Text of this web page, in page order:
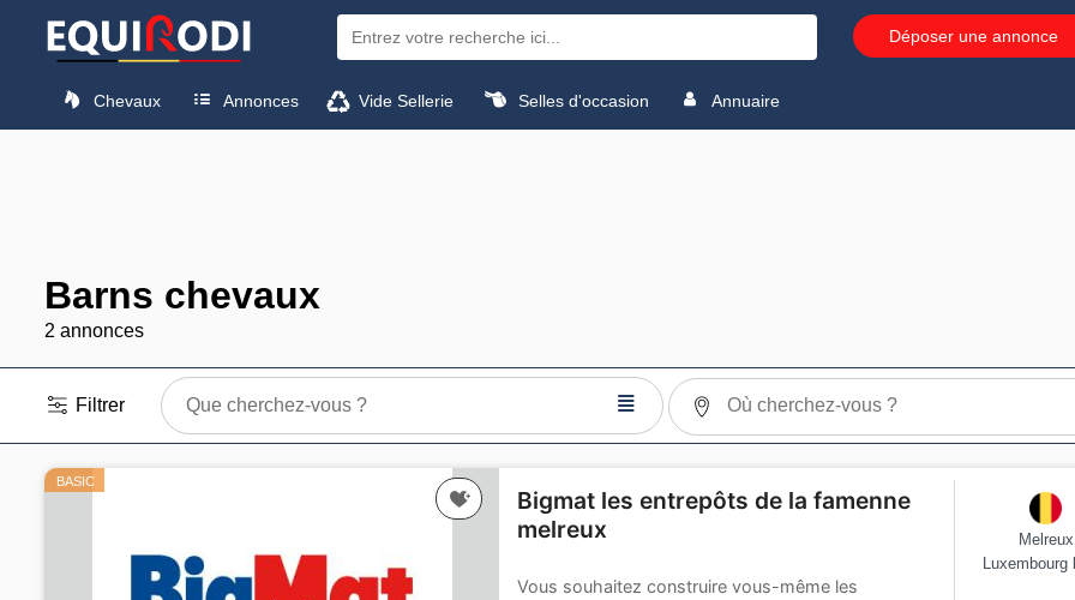
Déposer une annonce
Chevaux Annonces Vide Sellerie Selles d'occasion Annuaire
Barns chevaux
2 annonces
Filtrer Que cherchez-vous ? ≣
BASIC
Bigmat les entrepôts de la famenne
melreux
Vous souhaitez construire vous-même les
Melreux
Luxembourg